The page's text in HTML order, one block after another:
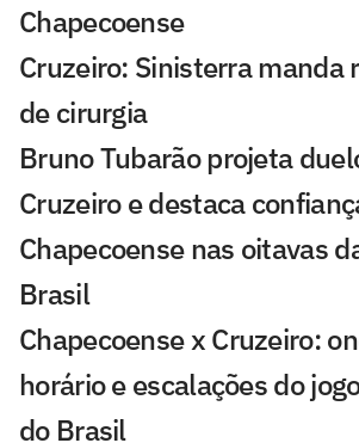
Chapecoense
Cruzeiro: Sinisterra manda
de cirurgia
Bruno Tubarão projeta
Cruzeiro e destaca
Chapecoense nas oitavas
Brasil
Chapecoense x Cruzeiro:
horário e escalações do
do Brasil